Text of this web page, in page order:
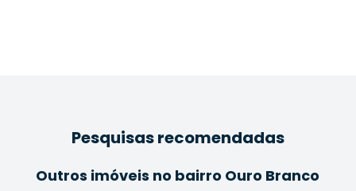
Pesquisas recomendadas
Outros imóveis no bairro Ouro Branco